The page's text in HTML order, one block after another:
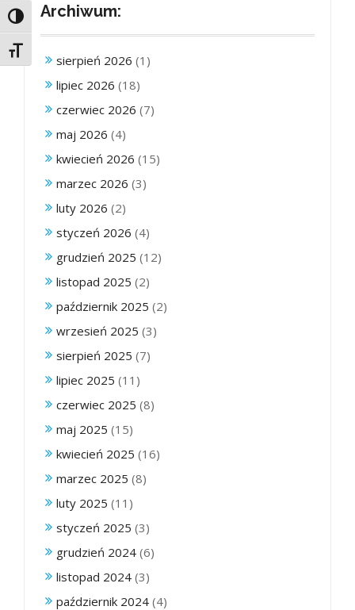
Toggle High Contrast
Toggle Font size
Archiwum:
sierpień 2026 (1)
lipiec 2026 (18)
czerwiec 2026 (7)
maj 2026 (4)
kwiecień 2026 (15)
marzec 2026 (3)
luty 2026 (2)
styczeń 2026 (4)
grudzień 2025 (12)
listopad 2025 (2)
październik 2025 (2)
wrzesień 2025 (3)
sierpień 2025 (7)
lipiec 2025 (11)
czerwiec 2025 (8)
maj 2025 (15)
kwiecień 2025 (16)
marzec 2025 (8)
luty 2025 (11)
styczeń 2025 (3)
grudzień 2024 (6)
listopad 2024 (3)
październik 2024 (4)